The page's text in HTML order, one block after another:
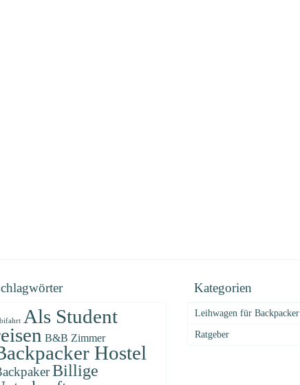
Als Student
B&B Zimmer
Hostel
Billige
Kategorien
Leihwagen für Backpacker
Ratgeber